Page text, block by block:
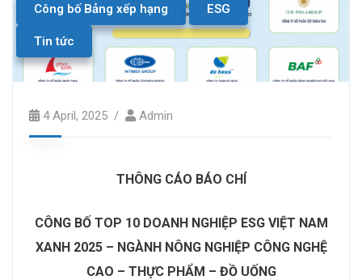
Công bố Bảng xếp hạng ESG
Tin tức
4 April, 2025 Admin
THÔNG CÁO BÁO CHÍ
CÔNG BỐ TOP 10 DOANH NGHIỆP ESG VIỆT NAM
XANH2025– NGÀNHNÔNG NGHIỆP CÔNG NGHỆ
CAO – THỰC PHẨM – ĐỒ UỐNG